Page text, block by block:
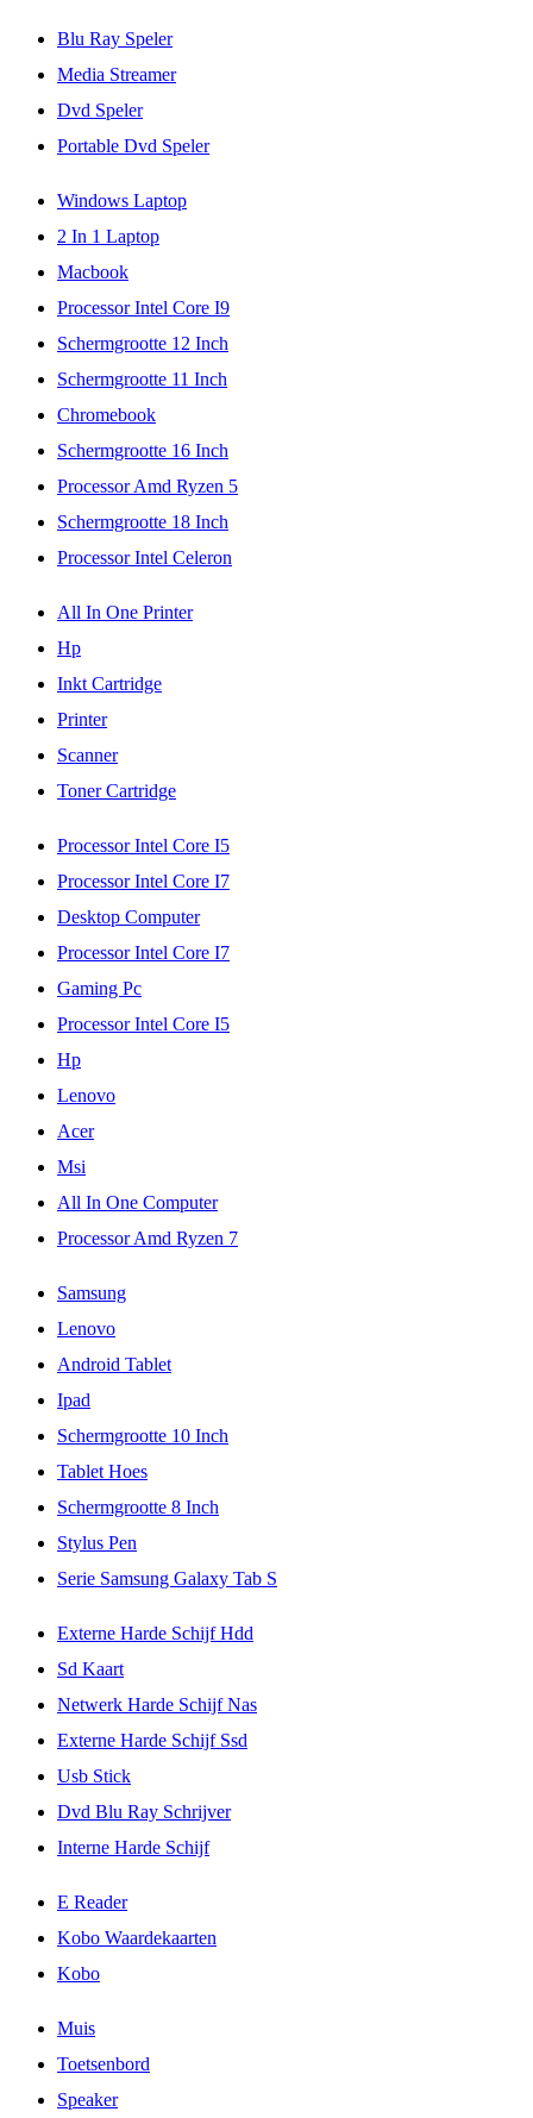
Blu Ray Speler
Media Streamer
Dvd Speler
Portable Dvd Speler
Windows Laptop
2 In 1 Laptop
Macbook
Processor Intel Core I9
Schermgrootte 12 Inch
Schermgrootte 11 Inch
Chromebook
Schermgrootte 16 Inch
Processor Amd Ryzen 5
Schermgrootte 18 Inch
Processor Intel Celeron
All In One Printer
Hp
Inkt Cartridge
Printer
Scanner
Toner Cartridge
Processor Intel Core I5
Processor Intel Core I7
Desktop Computer
Processor Intel Core I7
Gaming Pc
Processor Intel Core I5
Hp
Lenovo
Acer
Msi
All In One Computer
Processor Amd Ryzen 7
Samsung
Lenovo
Android Tablet
Ipad
Schermgrootte 10 Inch
Tablet Hoes
Schermgrootte 8 Inch
Stylus Pen
Serie Samsung Galaxy Tab S
Externe Harde Schijf Hdd
Sd Kaart
Netwerk Harde Schijf Nas
Externe Harde Schijf Ssd
Usb Stick
Dvd Blu Ray Schrijver
Interne Harde Schijf
E Reader
Kobo Waardekaarten
Kobo
Muis
Toetsenbord
Speaker